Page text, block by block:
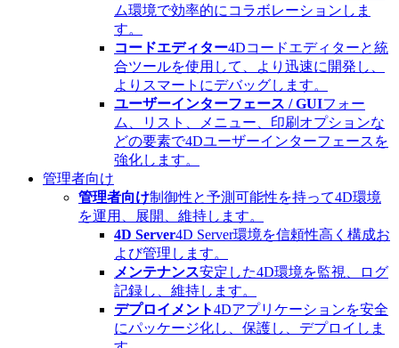
ム環境で効率的にコラボレーションしま
す。
コードエディター4Dコードエディターと統
合ツールを使用して、より迅速に開発し、
よりスマートにデバッグします。
ユーザーインターフェース / GUIフォー
ム、リスト、メニュー、印刷オプションな
どの要素で4Dユーザーインターフェースを
強化します。
管理者向け
管理者向け制御性と予測可能性を持って4D環境
を運用、展開、維持します。
4D Server4D Server環境を信頼性高く構成お
よび管理します。
メンテナンス安定した4D環境を監視、ログ
記録し、維持します。
デプロイメント4Dアプリケーションを安全
にパッケージ化し、保護し、デプロイしま